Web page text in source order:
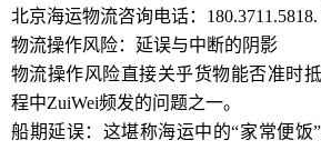
北京海运物流咨询电话：180.3711.5818.
物流操作风险：延误与中断的阴影
物流操作风险直接关乎货物能否准时
程中ZuiWei频发的问题之一。
船期延误：这堪称海运中的“家常便饭